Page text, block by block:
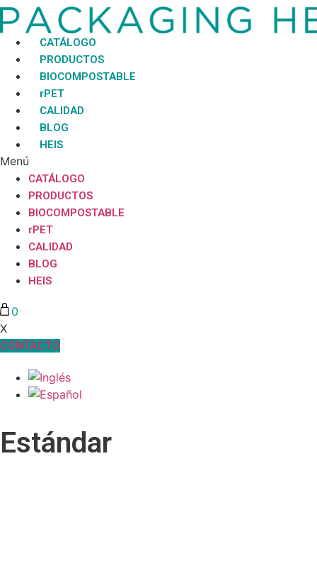
CATÁLOGO
PRODUCTOS
BIOCOMPOSTABLE
rPET
CALIDAD
BLOG
HEIS
Menú
CATÁLOGO
PRODUCTOS
BIOCOMPOSTABLE
rPET
CALIDAD
BLOG
HEIS
0
X
CONTACTO
Estándar